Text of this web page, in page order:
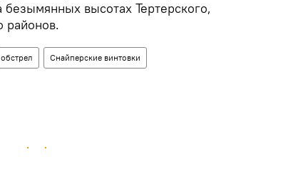
высотах Тертерского,
районов.
обстрел Снайперские винтовки